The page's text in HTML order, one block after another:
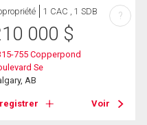
1 CAC , 1 SDB
000 $
755 Copperpond
Se
AB
Voir
?